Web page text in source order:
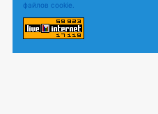
файлов cookie.